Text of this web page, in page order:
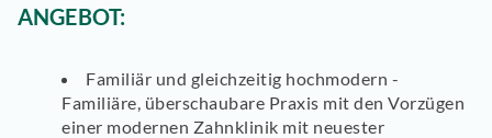
ANGEBOT:
Familiär und gleichzeitig hochmodern -
Familiäre, überschaubare Praxis mit den Vorzügen
einer modernen Zahnklinik mit neuester